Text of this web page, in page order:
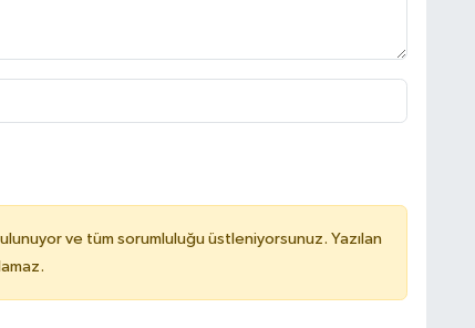
ve tüm sorumluluğu üstleniyorsunuz. Yazılan